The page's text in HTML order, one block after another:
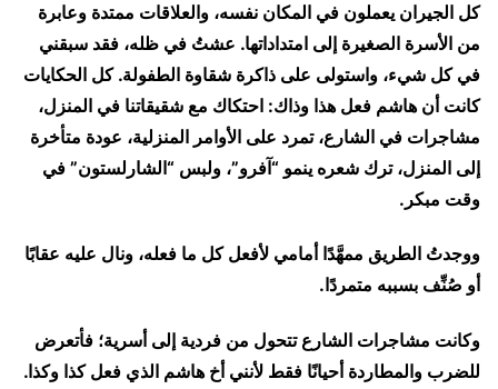
كل الجيران يعملون في المكان نفسه، والعلاقات ممتدة وعابرة
من الأسرة الصغيرة إلى امتداداتها. عشتُ في ظله، فقد سبقني
في كل شيء، واستولى على ذاكرة شقاوة الطفولة. كل الحكايات
كانت أن هاشم فعل هذا وذاك: احتكاك مع شقيقاتنا في المنزل،
مشاجرات في الشارع، تمرد على الأوامر المنزلية، عودة متأخرة
إلى المنزل، ترك شعره ينمو “آفرو”، ولبس “الشارلستون” في
وقت مبكر.
ووجدتُ الطريق ممهَّدًا أمامي لأفعل كل ما فعله، ونال عليه عقابًا
أو صُنِّف بسببه متمردًا.
وكانت مشاجرات الشارع تتحول من فردية إلى أسرية؛ فأتعرض
للضرب والمطاردة أحيانًا فقط لأنني أخ هاشم الذي فعل كذا وكذا.